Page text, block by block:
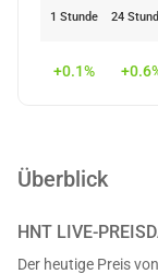
1 Stunde 24
+0.1%
Überblick
HNT LIVE-
Der heutige Preis